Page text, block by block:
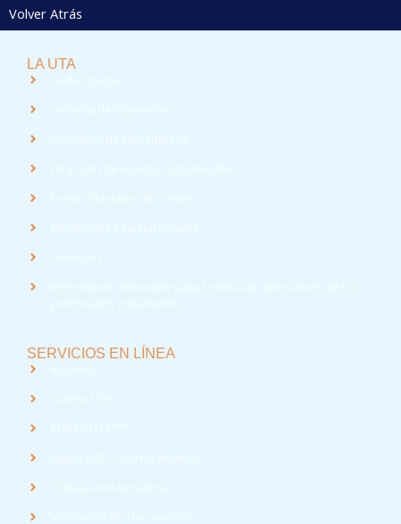
Volver Atrás
LA UTA
SERVICIOS EN LÍNEA